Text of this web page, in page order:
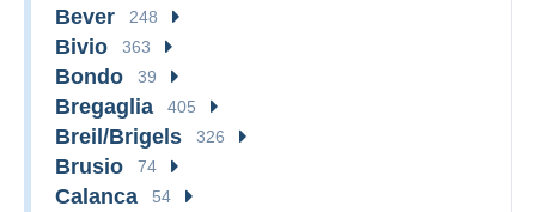
Bever 248
Bivio 363
Bondo 39
Bregaglia 405
Breil/Brigels 326
Brusio 74
Calanca 54